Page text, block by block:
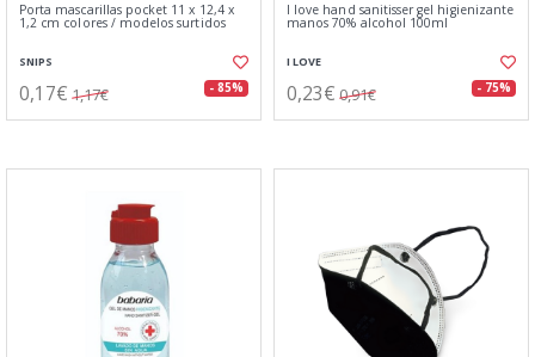
Porta mascarillas pocket 11 x 12,4 x
1,2 cm colores / modelos surtidos
SNIPS
0,17€ 1,17€ - 85%
I love hand sanitisser gel higienizante
manos 70% alcohol 100ml
I LOVE
0,23€ 0,91€ - 75%